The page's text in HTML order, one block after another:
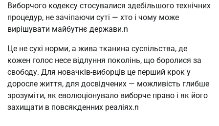
Виборчого кодексу стосувалися здебільшого технічних
процедур, не зачіпаючи суті — хто і чому може
вирішувати майбутнє держави.n
Це не сухі норми, а жива тканина суспільства, де
кожен голос несе відлуння поколінь, що боролися за
свободу. Для новачків-виборців це перший крок у
доросле життя, для досвідчених — можливість глибше
зрозуміти, як еволюціонувало виборче право і як його
захищати в повсякденних реаліях.n